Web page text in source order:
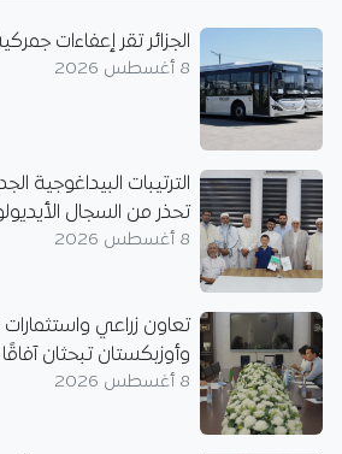
الجزائر تقر إعفاءات
8 أغسطس 2026
الترتيبات البيداغوجية
تحذر من السجال
8 أغسطس 2026
تعاون زراعي واستثمارات
وأوزبكستان تبحثان
8 أغسطس 2026